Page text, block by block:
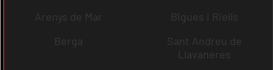
Arenys de Mar
Bigues i Riells
Berga
Sant Andreu de
Llavaneres